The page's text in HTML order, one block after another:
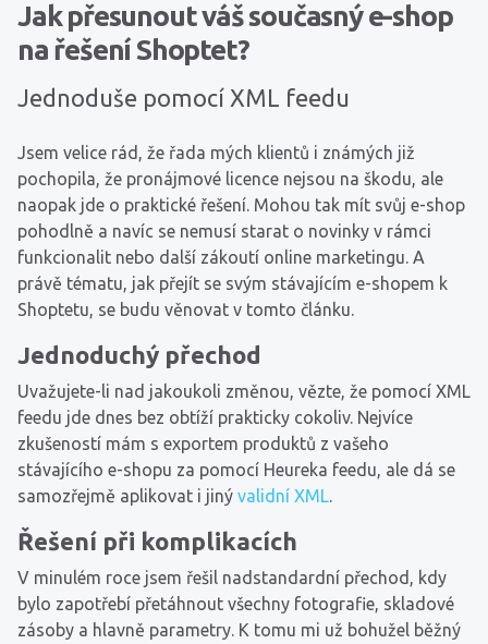
Jak přesunout váš současný e-shop
na řešení Shoptet?
Jednoduše pomocí XML feedu
Jsem velice rád, že řada mých klientů i známých již
pochopila, že pronájmové licence nejsou na škodu, ale
naopak jde o praktické řešení. Mohou tak mít svůj e-shop
pohodlně a navíc se nemusí starat o novinky v rámci
funkcionalit nebo další zákoutí online marketingu. A
právě tématu, jak přejít se svým stávajícím e-shopem k
Shoptetu, se budu věnovat v tomto článku.
Jednoduchý přechod
Uvažujete-li nad jakoukoli změnou, vězte, že pomocí XML
feedu jde dnes bez obtíží prakticky cokoliv. Nejvíce
zkušeností mám s exportem produktů z vašeho
stávajícího e-shopu za pomocí Heureka feedu, ale dá se
samozřejmě aplikovat i jiný validní XML
Řešení při komplikacích
V minulém roce jsem řešil nadstandardní přechod, kdy
bylo zapotřebí přetáhnout všechny fotografie, skladové
zásoby a hlavně parametry. K tomu mi už bohužel běžný